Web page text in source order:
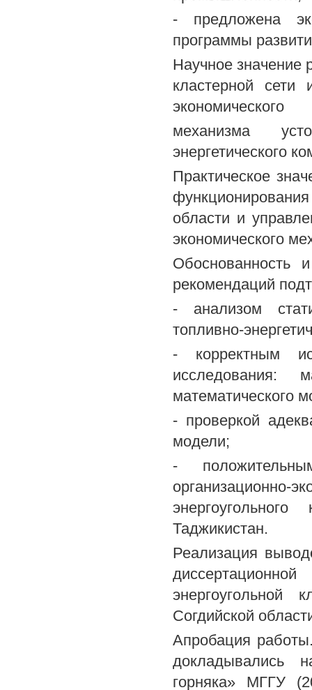
- предложена
программы
Научное значение
кластерной сети
экономического
механизма
энергетического
Практическое
области и
экономического
Обоснованность
рекомендаций
- анализом
топливно-
- корректным
исследования:
математического
- проверкой
модели;
-
Таджикистан.
Реализация
Согдийской
Апробация
докладывались
горняка» МГГУ